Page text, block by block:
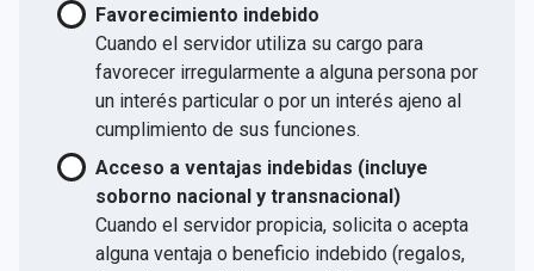
Favorecimiento indebido
Cuando el servidor utiliza su cargo para
favorecer irregularmente a alguna persona por
un interés particular o por un interés ajeno al
cumplimiento de sus funciones.
Acceso a ventajas indebidas (incluye
soborno nacional y transnacional)
Cuando el servidor propicia, solicita o acepta
alguna ventaja o beneficio indebido (regalos,